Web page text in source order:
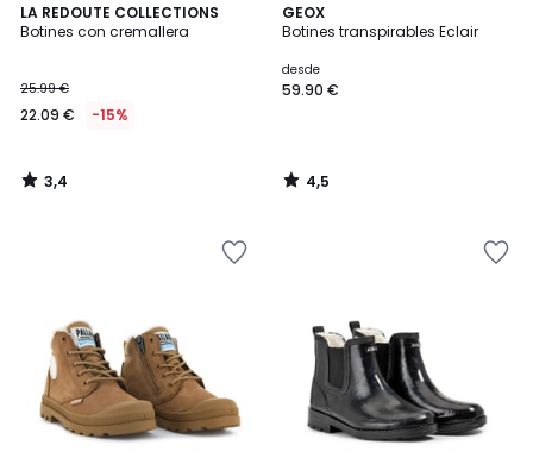
LA REDOUTE COLLECTIONS
Botines con cremallera
25.99 €
22.09 € -15%
3,4
/ 5
3,4
/
GEOX
Botines transpirables Eclair
desde
59.90 €
4,5
/ 5
4,5
/